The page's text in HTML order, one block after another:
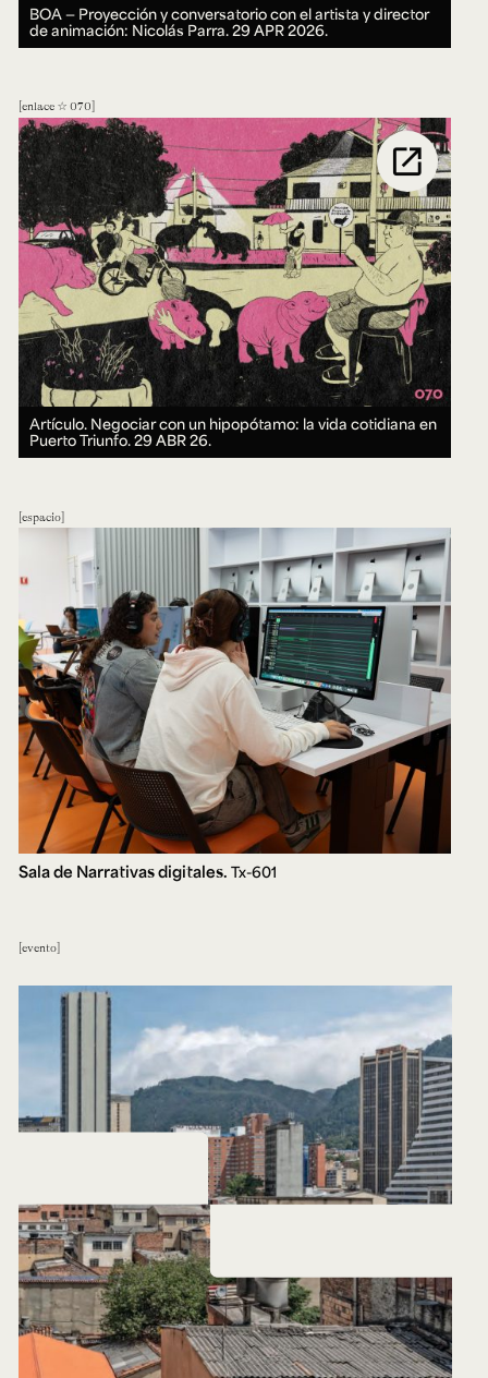
BOA — Proyección y conversatorio con el artista y director
de animación: Nicolás Parra.29 APR 2026.
enlace ☆ 070
open_in_new
Artículo. Negociar con un hipopótamo: la vida cotidiana en
Puerto Triunfo.29 ABR 26.
espacio
Sala de Narrativas digitales. Tx-601
evento